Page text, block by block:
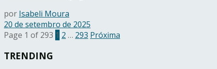
por Isabeli Moura
20 de setembro de 2025
Page 1 of 293 1 2 … 293 Próxima
TRENDING